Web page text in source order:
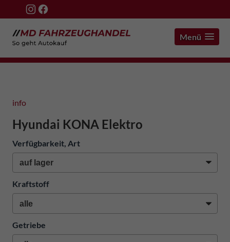
Menü
info
Hyundai KONA Elektro
Verfügbarkeit, Art
Kraftstoff
Getriebe